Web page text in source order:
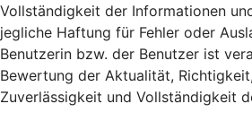
Vollständigkeit der Informationen
jegliche Haftung für Fehler oder
Benutzerin bzw. der Benutzer ist
Bewertung der Aktualität,
Zuverlässigkeit und Vollständigkeit